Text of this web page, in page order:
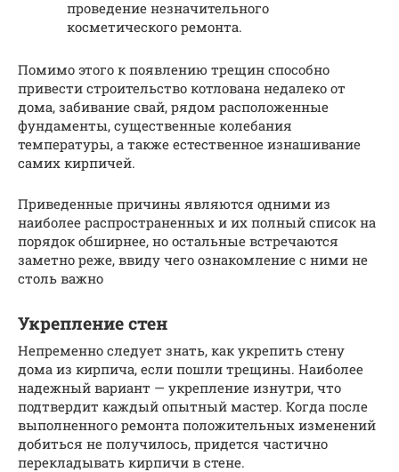
проведение незначительного
косметического ремонта.
Помимо этого к появлению трещин способно
привести строительство котлована недалеко от
дома, забивание свай, рядом расположенные
фундаменты, существенные колебания
температуры, а также естественное изнашивание
самих кирпичей.
Приведенные причины являются одними из
наиболее распространенных и их полный список на
порядок обширнее, но остальные встречаются
заметно реже, ввиду чего ознакомление с ними не
столь важно
Укрепление стен
Непременно следует знать, как укрепить стену
дома из кирпича, если пошли трещины. Наиболее
надежный вариант — укрепление изнутри, что
подтвердит каждый опытный мастер. Когда после
выполненного ремонта положительных изменений
добиться не получилось, придется частично
перекладывать кирпичи в стене.